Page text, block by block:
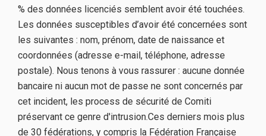
% des données licenciés semblent avoir été touchées.
Les données susceptibles d’avoir été concernées sont
les suivantes : nom, prénom, date de naissance et
coordonnées (adresse e-mail, téléphone, adresse
postale). Nous tenons à vous rassurer : aucune donnée
bancaire ni aucun mot de passe ne sont concernés par
cet incident, les process de sécurité de Comiti
préservant ce genre d'intrusion.Ces derniers mois plus
de 30 fédérations, y compris la Fédération Française